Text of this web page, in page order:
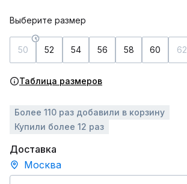
Выберите размер
50 52 54 56 58 60 62
Таблица размеров
Более 110 раз добавили в корзину
Купили более 12 раз
Доставка
Москва